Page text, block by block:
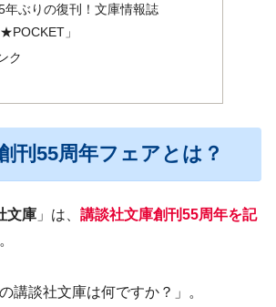
年ぶりの復刊！文庫情報誌
」
ク
刊55周年フェアとは？
文庫 」は、 講談社文庫創刊55周年を記
講談社文庫は何ですか？」。